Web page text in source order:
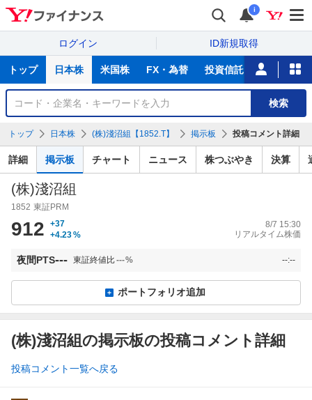
i
ログイン ID新規取得
サ
トップ 日本株 米国株 FX・為替 投資信託 ニュース
銘
検
索
検索
トップ 日本株 (株)淺沼組【1852.T】 掲示板 投稿コメント詳細
詳細 掲示板 チャート ニュース 株つぶやき 決算
(株)淺沼組
1852 東証PRM
912
+37
+4.23%
8/7 15:30
リアルタイム株価
夜間PTS--- 東証終値比---% --:--
ポートフォリオ追加
(株)淺沼組の掲示板の投稿コメント詳細
投稿コメント一覧へ戻る